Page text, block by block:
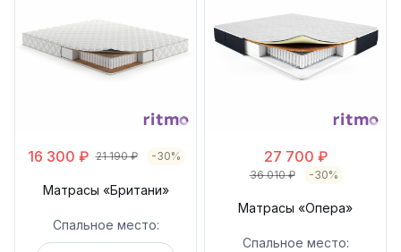
16 300 ₽ 21 190₽ -30%
Матрасы «Британи»
Спальное место:
27 700 ₽
36 010₽ -30%
Матрасы «Опера»
Спальное место: